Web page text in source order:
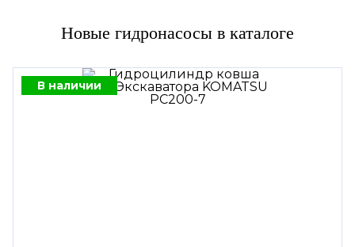
Новые гидронасосы в каталоге
В наличии